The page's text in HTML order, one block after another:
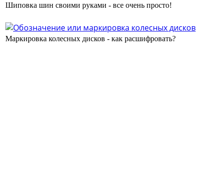
Шиповка шин своими руками - все очень просто!
Маркировка колесных дисков - как расшифровать?